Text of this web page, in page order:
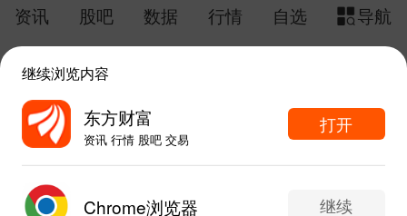
资讯 股吧 数据 行情 自选
导航
给网站提点意见 下载APP
东方财富APP内打开
继续浏览内容
东方财富
资讯 行情 股吧 交易
打开
Chrome浏览器 继续